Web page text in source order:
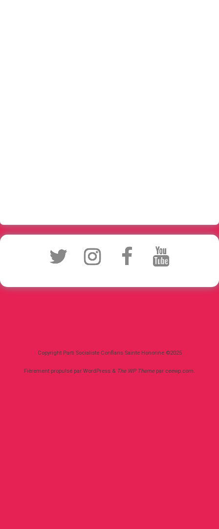
Copyright Parti Socialiste Conflans Sainte Honorine ©2025
Fièrement propulsé par WordPress & The WPThemepar ceewp.com